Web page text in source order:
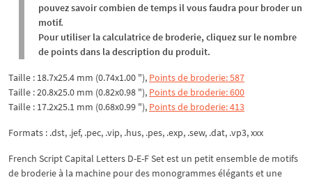
pouvez savoir combien de temps il vous faudra pour broder un
motif.
Pour utiliser la calculatrice de broderie, cliquez sur le nombre
de points dans la description du produit.
Taille : 18.7x25.4 mm (0.74x1.00 "), Points de broderie: 587
Taille : 20.8x25.0 mm (0.82x0.98 "), Points de broderie: 600
Taille : 17.2x25.1 mm (0.68x0.99 "), Points de broderie: 413
Formats : .dst, .jef, .pec, .vip, .hus, .pes, .exp, .sew, .dat, .vp3, xxx
French Script Capital Letters D-E-F Set est un petit ensemble de motifs
de broderie à la machine pour des monogrammes élégants et une